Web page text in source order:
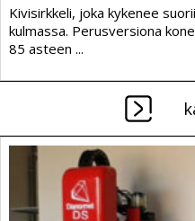
Kivisirkkeli, joka kykenee
kulmassa. Perusversiona
85 asteen ...